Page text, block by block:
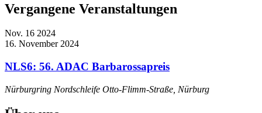
Vergangene Veranstaltungen
Nov. 16 2024
16. November 2024
NLS6: 56. ADAC Barbarossapreis
Nürburgring Nordschleife Otto-Flimm-Straße, Nürburg